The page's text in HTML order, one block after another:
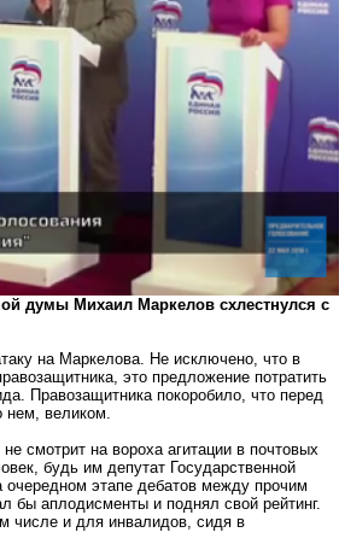
думы Михаил Маркелов схлестнулся с
на Маркелова. Не исключено, что в
это предложение потратить
Правозащитника покоробило, что перед
нем, великом.
смотрит на вороха агитации в почтовых
будь им депутат Государственной
этапе дебатов между прочим
бы аплодисменты и поднял свой рейтинг.
числе и для инвалидов, сидя в